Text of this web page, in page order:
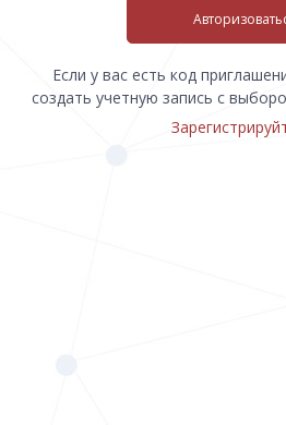
Если у вас есть код
создать учетную запись с